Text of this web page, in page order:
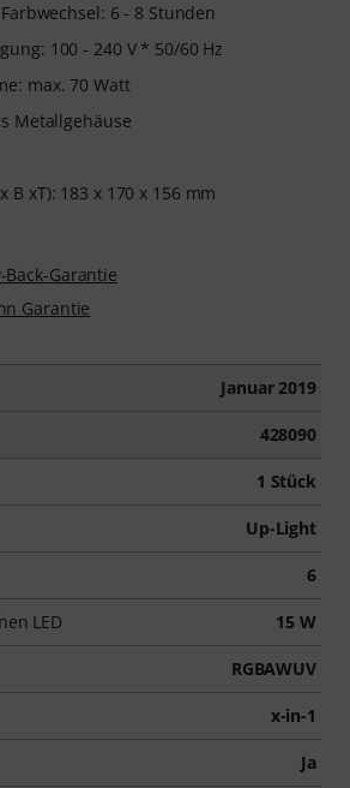
6 - 8 Stunden
100 - 240 V * 50/60 Hz
max. 70 Watt
Metallgehäuse
B xT): 183 x 170 x 156 mm
Back-Garantie
Garantie
Januar 2019
428090
1 Stück
Up-Light
6
LED 15 W
RGBAWUV
x-in-1
Ja